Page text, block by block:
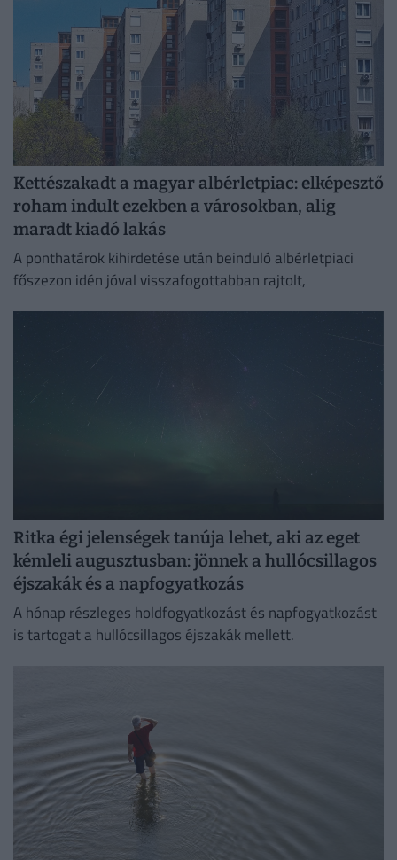
Kettészakadt a magyar albérletpiac: elképesztő
roham indult ezekben a városokban, alig
maradt kiadó lakás
A ponthatárok kihirdetése után beinduló albérletpiaci
főszezon idén jóval visszafogottabban rajtolt,
Ritka égi jelenségek tanúja lehet, aki az eget
kémleli augusztusban: jönnek a hullócsillagos
éjszakák és a napfogyatkozás
A hónap részleges holdfogyatkozást és napfogyatkozást
is tartogat a hullócsillagos éjszakák mellett.